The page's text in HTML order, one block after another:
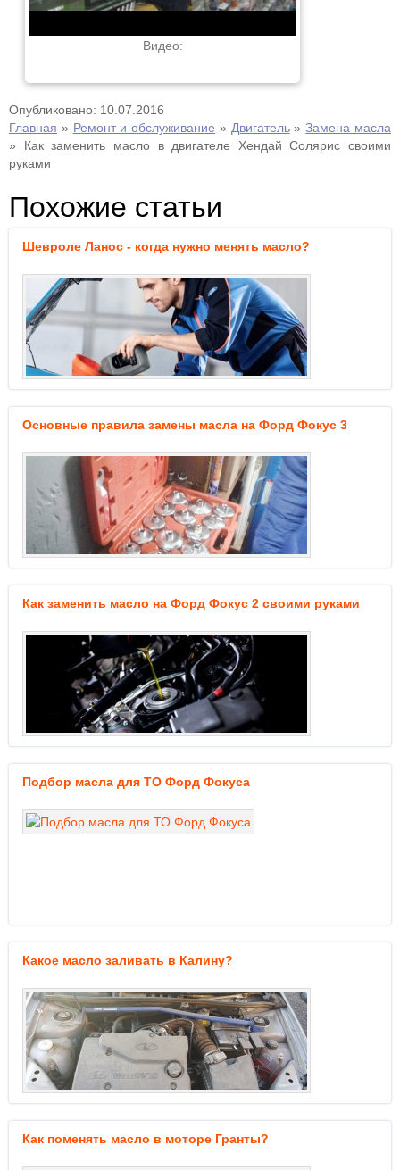
Видео:
Опубликовано: 10.07.2016
Главная » Ремонт и обслуживание » Двигатель»Замена масла
» Как заменить масло в двигателе Хендай Солярис своими
руками
Похожие статьи
Шевроле Ланос - когда нужно менять масло?
Основные правила замены масла на Форд Фокус 3
Как заменить масло на Форд Фокус 2 своими руками
Подбор масла для ТО Форд Фокуса
Какое масло заливать в Калину?
Как поменять масло в моторе Гранты?